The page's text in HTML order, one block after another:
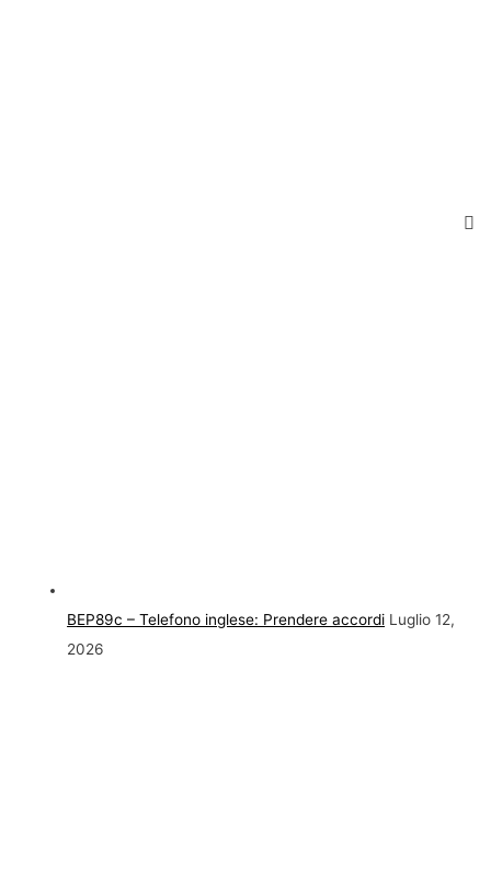
BEP89c – Telefono inglese: Prendere accordi Luglio 12,
2026